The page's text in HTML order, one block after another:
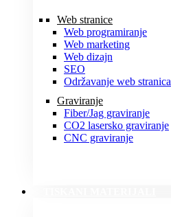
Web stranice
Web programiranje
Web marketing
Web dizajn
SEO
Održavanje web stranica
Graviranje
Fiber/Jag graviranje
CO2 lasersko graviranje
CNC graviranje